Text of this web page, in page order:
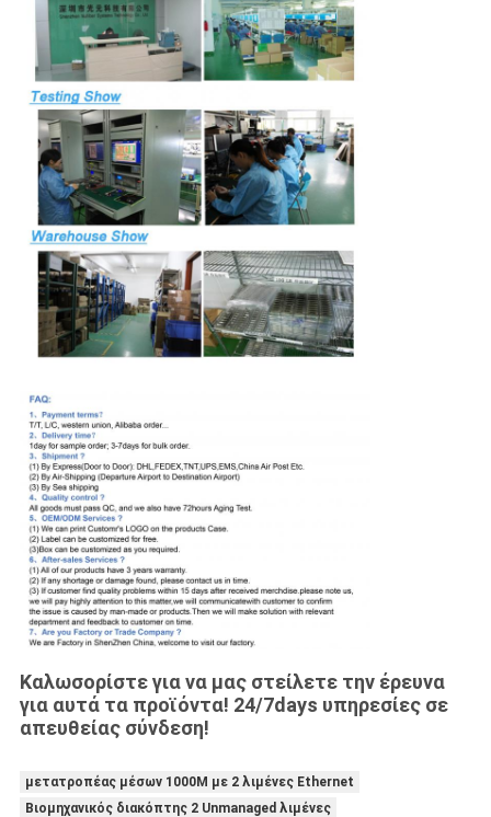
Καλωσορίστε για να μας στείλετε την έρευνα
για αυτά τα προϊόντα! 24/7days υπηρεσίες σε
απευθείας σύνδεση!
μετατροπέας μέσων 1000M με 2 λιμένες Ethernet
Βιομηχανικός διακόπτης 2 Unmanaged λιμένες